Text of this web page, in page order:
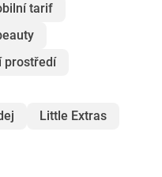
tarif
prostředí
Little Extras